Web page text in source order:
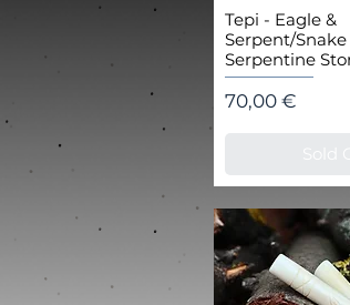
Tepi - Eagle &
Serpent/Snake
Serpentine
Цена
70,00 €